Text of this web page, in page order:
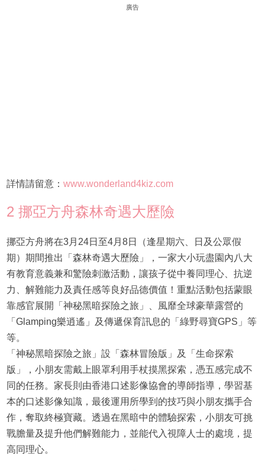
廣告
詳情請留意： www.wonderland4kiz.com
2 挪亞方舟森林奇遇大歷險
挪亞方舟將在3月24日至4月8日（逢星期六、日及公眾假
期）期間推出「森林奇遇大歷險」，一家大小玩盡園內八大
有教育意義兼和驚險刺激活動，讓孩子從中養同理心、抗逆
力、解難能力及責任感等良好品德價值！重點活動包括蒙眼
靠感官展開「神秘黑暗探險之旅」、風靡全球豪華露營的
「Glamping樂逍遙」及傳遞保育訊息的「綠野尋寶GPS」等
等。
「神秘黑暗探險之旅」設「森林冒險版」及「生命探索
版」，小朋友需戴上眼罩利用手杖摸黑探索，憑五感完成不
同的任務。家長則由香港口述影像協會的導師指導，學習基
本的口述影像知識，最後運用所學到的技巧與小朋友攜手合
作，奪取終極寶藏。透過在黑暗中的體驗探索，小朋友可挑
戰膽量及提升他們解難能力，並能代入視障人士的處境，提
高同理心。